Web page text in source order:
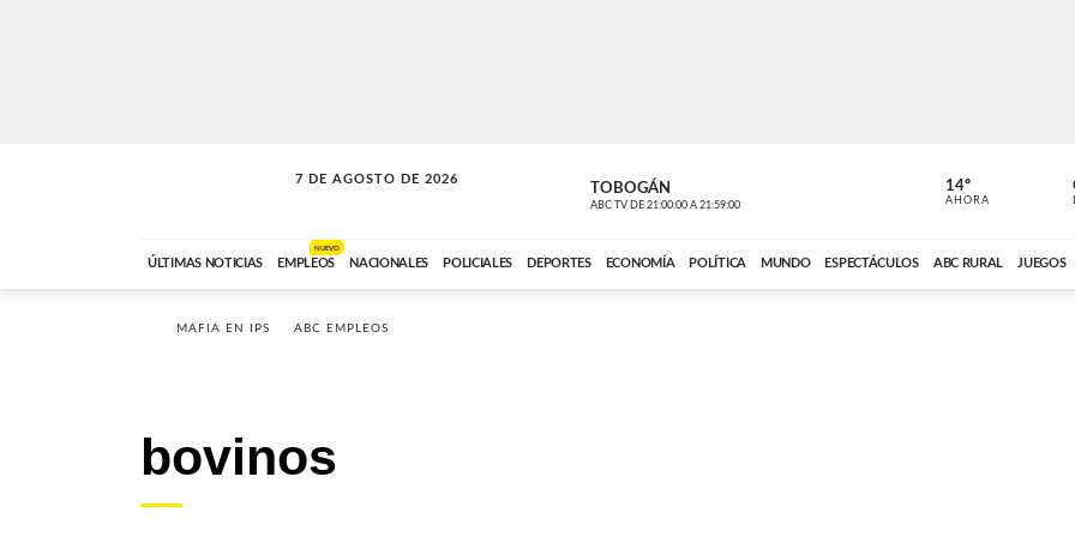
7 DE AGOSTO DE 2026
SOLO MÚSICA TOBOGÁN
ABC TV DE 21:00:00 A 21:59:00
DE TODO
ABC CARDINAL
14º
AHORA
ÚLTIMAS NOTICIAS EMPLEOS
NUEVO
NACIONALES POLICIALES DEPORTES ECONOMÍA POLÍTICA MUNDO ESPECTÁCULOS ABC RURAL JUEGOS
MAFIA EN IPS ABC EMPLEOS
bovinos